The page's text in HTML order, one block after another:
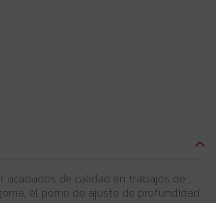
de calidad en trabajos de
el pomo de ajuste de profundidad